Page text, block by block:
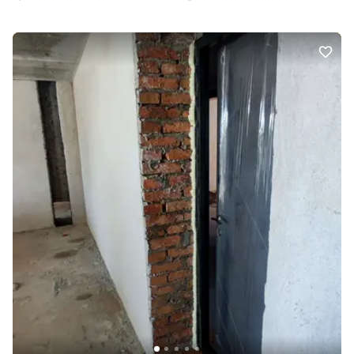
важкого дня. Напишіть або телефонуйте, щоб першими побачити
цей неймовірний краєвид наживо!